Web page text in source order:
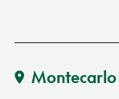
Montecarlo